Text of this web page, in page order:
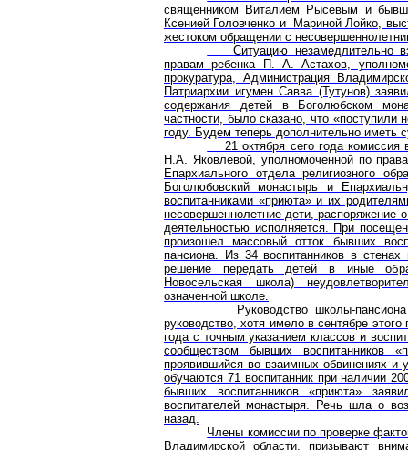
священником Виталием Рысевым и
Ксенией Головченко и Мариной Лойко,
жестоком обращении с
Ситуацию незамедлительно
правам ребенка П. А. Астахов,
прокуратура, Администрация
Патриархии игумен Савва (Тутунов)
содержания детей в Боголюбском
частности, было сказано, что
году. Будем теперь дополнительно иметь
21 октября сего года комиссия
Н.А. Яковлевой, уполномоченной по
Епархиального отдела религиозного
Боголюбовский монастырь и
воспитанниками «приюта» и их
несовершеннолетние дети, распоряжение
деятельностью исполняется. При
произошел массовый отток бывших
пансиона. Из 34 воспитанников в
решение передать детей в иные
Новосельская школа)
означенной школе.
Руководство школы-пансиона
руководство, хотя имело в сентябре
года с точным указанием классов и
сообществом бывших воспитанников
проявившийся во взаимных обвинениях
обучаются 71 воспитанник при наличии
бывших воспитанников «приюта»
воспитателей монастыря. Речь шла о
назад.
Члены комиссии по проверке
Владимирской области, призывают